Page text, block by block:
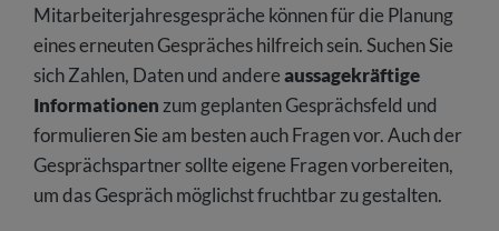
Mitarbeiterjahresgespräche können für die Planung
eines erneuten Gespräches hilfreich sein. Suchen Sie
sich Zahlen, Daten und andereaussagekräftige
Informationen zum geplanten Gesprächsfeld und
formulieren Sie am besten auch Fragen vor. Auch der
Gesprächspartner sollte eigene Fragen vorbereiten,
um das Gespräch möglichst fruchtbar zu gestalten.